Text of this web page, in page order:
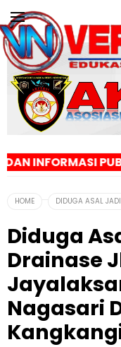
PUBLIK
HOME DIDUGA ASAL JADI
Diduga
Drainase
Nagasari